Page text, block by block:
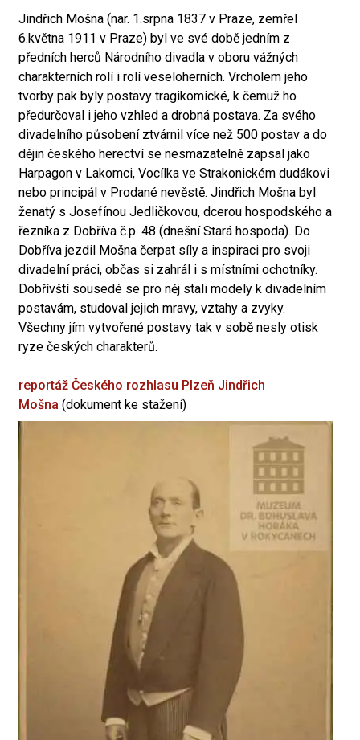
Jindřich Mošna (nar. 1.srpna 1837 v Praze, zemřel
6.května 1911 v Praze) byl ve své době jedním z
předních herců Národního divadla v oboru vážných
charakterních rolí i rolí veseloherních. Vrcholem jeho
tvorby pak byly postavy tragikomické, k čemuž ho
předurčoval i jeho vzhled a drobná postava. Za svého
divadelního působení ztvárnil více než 500 postav a do
dějin českého herectví se nesmazatelně zapsal jako
Harpagon v Lakomci, Vocílka ve Strakonickém dudákovi
nebo principál v Prodané nevěstě. Jindřich Mošna byl
ženatý s Josefínou Jedličkovou, dcerou hospodského a
řezníka z Dobříva č.p. 48 (dnešní Stará hospoda). Do
Dobříva jezdil Mošna čerpat síly a inspiraci pro svoji
divadelní práci, občas si zahrál i s místními ochotníky.
Dobřívští sousedé se pro něj stali modely k divadelním
postavám, studoval jejich mravy, vztahy a zvyky.
Všechny jím vytvořené postavy tak v sobě nesly otisk
ryze českých charakterů.
reportáž Českého rozhlasu Plzeň Jindřich
Mošna (dokument ke stažení)